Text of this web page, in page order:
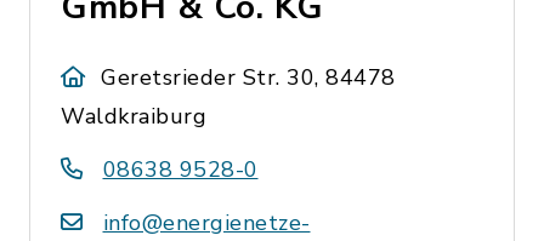
Geretsrieder Str. 30, 84478
Waldkraiburg
08638 9528-0
info@energienetze-